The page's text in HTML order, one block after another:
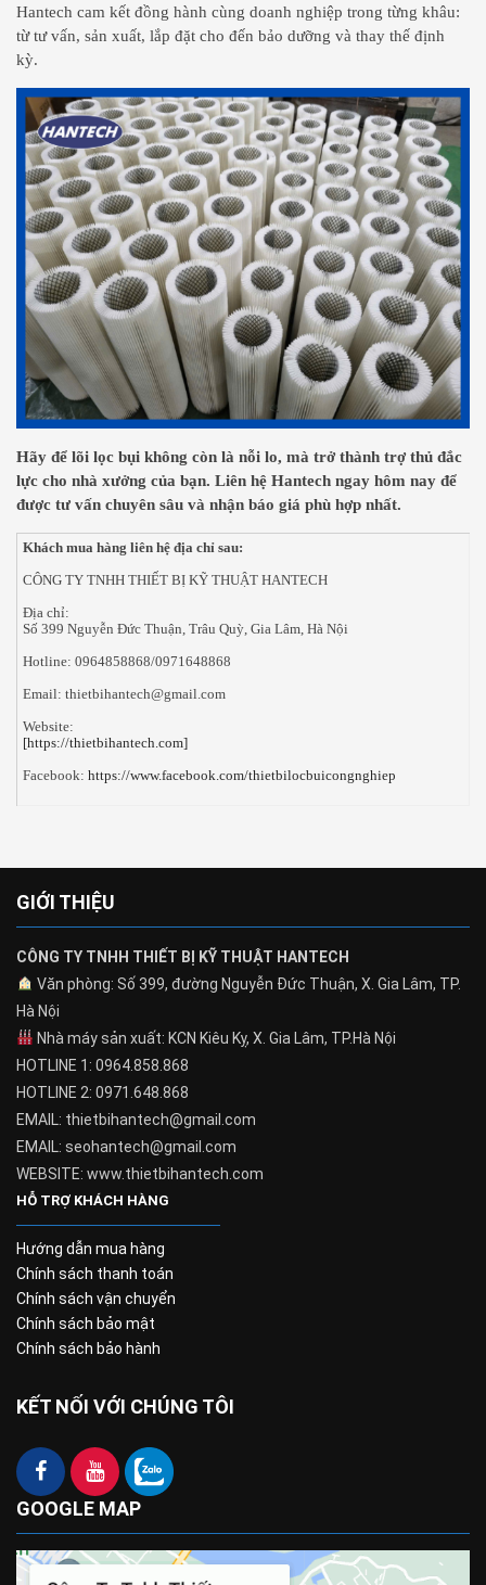
Hantech cam kết đồng hành cùng doanh nghiệp trong từng khâu:
từ tư vấn, sản xuất, lắp đặt cho đến bảo dưỡng và thay thế định
kỳ.
Hãy để lõi lọc bụi không còn là nỗi lo, mà trở thành trợ thủ đắc
lực cho nhà xưởng của bạn. Liên hệ Hantech ngay hôm nay để
được tư vấn chuyên sâu và nhận báo giá phù hợp nhất.
Khách mua hàng liên hệ địa chỉ sau:
CÔNG TY TNHH THIẾT BỊ KỸ THUẬT HANTECH
Địa chỉ:
Số 399 Nguyễn Đức Thuận, Trâu Quỳ, Gia Lâm, Hà Nội
Hotline: 0964858868/0971648868
Email: thietbihantech@gmail.com
Website:
[https://thietbihantech.com]
Facebook: https://www.facebook.com/thietbilocbuicongnghiep
GIỚI THIỆU
CÔNG TY TNHH THIẾT BỊ KỸ THUẬT HANTECH
Văn phòng: Số 399, đường Nguyễn Đức Thuận, X. Gia Lâm, TP.
Hà Nội
Nhà máy sản xuất: KCN Kiêu Kỵ, X. Gia Lâm, TP.Hà Nội
HOTLINE 1: 0964.858.868
HOTLINE 2: 0971.648.868
EMAIL: thietbihantech@gmail.com
EMAIL: seohantech@gmail.com
WEBSITE: www.thietbihantech.com
HỖ TRỢ KHÁCH HÀNG
Hướng dẫn mua hàng
Chính sách thanh toán
Chính sách vận chuyển
Chính sách bảo mật
Chính sách bảo hành
KẾT NỐI VỚI CHÚNG TÔI
GOOGLE MAP